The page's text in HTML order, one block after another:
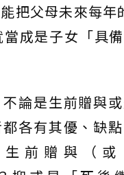
把父母未來每年
成是子女「具
論是生前贈與
各有其優、缺
前贈與（或